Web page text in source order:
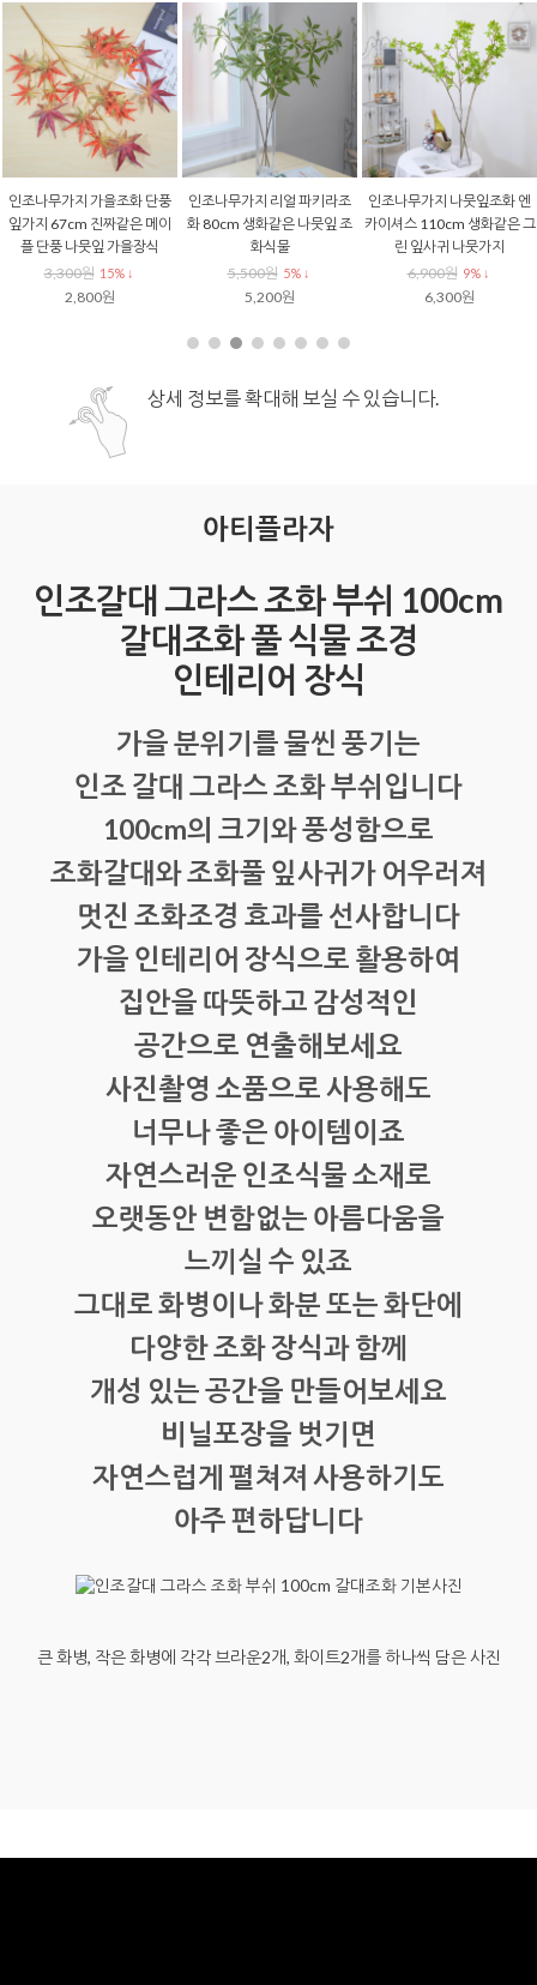
인조나무가지 가을조화 단풍
잎가지 67cm 진짜같은 메이
플 단풍 나뭇잎 가을장식
3,300원 15% ↓
2,800원
인조나무가지 리얼 파키라조
화 80cm 생화같은 나뭇잎 조
화식물
5,500원 5% ↓
5,200원
인조나무가지 나뭇잎조화 엔
카이셔스 110cm 생화같은 그
린 잎사귀 나뭇가지
6,900원 9% ↓
6,300원
상세 정보를 확대해 보실 수 있습니다.
아티플라자
인조갈대 그라스 조화 부쉬 100cm
갈대조화 풀 식물 조경
인테리어 장식
가을 분위기를 물씬 풍기는
인조 갈대 그라스 조화 부쉬입니다
100cm의 크기와 풍성함으로
조화갈대와 조화풀 잎사귀가 어우러져
멋진 조화조경 효과를 선사합니다
가을 인테리어 장식으로 활용하여
집안을 따뜻하고 감성적인
공간으로 연출해보세요
사진촬영 소품으로 사용해도
너무나 좋은 아이템이죠
자연스러운 인조식물 소재로
오랫동안 변함없는 아름다움을
느끼실 수 있죠
그대로 화병이나 화분 또는 화단에
다양한 조화 장식과 함께
개성 있는 공간을 만들어보세요
비닐포장을 벗기면
자연스럽게 펼쳐져 사용하기도
아주 편하답니다
큰 화병, 작은 화병에 각각 브라운2개, 화이트2개를 하나씩 담은 사진